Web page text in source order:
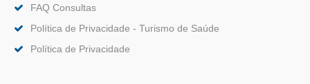
FAQ Consultas
Política de Privacidade - Turismo de Saúde
Política de Privacidade